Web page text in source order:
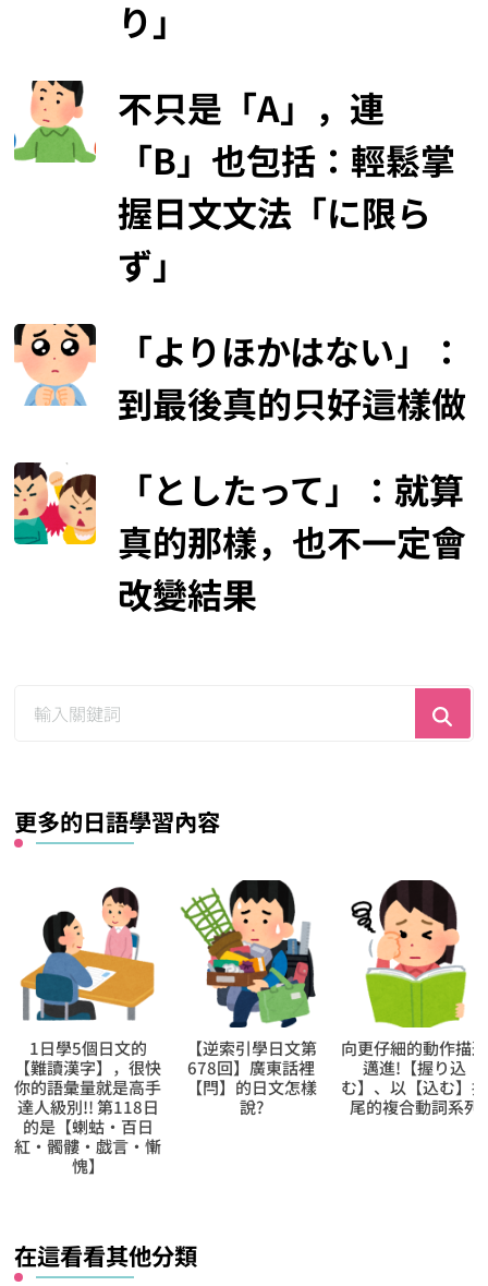
「どころか」不只是
「何止」：JLPT常
考、日常又超實用的反
差表達
從「到達某個階段」到
「終於變成這樣」：輕
鬆掌握日文文法「に至
り」
不只是「A」，連
「B」也包括：輕鬆掌
握日文文法「に限ら
ず」
「よりほかはない」：
到最後真的只好這樣做
「としたって」：就算
真的那樣，也不一定會
改變結果
麼？